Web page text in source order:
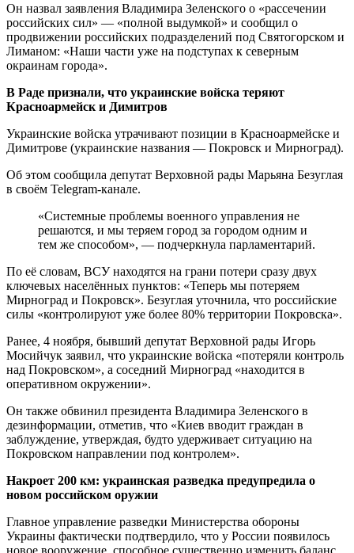
Он назвал заявления Владимира Зеленского о «рассечении
российских сил» — «полной выдумкой» и сообщил о
продвижении российских подразделений под Святогорском и
Лиманом: «Наши части уже на подступах к северным
окраинам города».
В Раде признали, что украинские войска теряют
Красноармейск и Димитров
Украинские войска утрачивают позиции в Красноармейске и
Димитрове (украинские названия — Покровск и Мирноград).
Об этом сообщила депутат Верховной рады Марьяна Безуглая
в своём Telegram-канале.
«Системные проблемы военного управления не
решаются, и мы теряем город за городом одним и
тем же способом», — подчеркнула парламентарий.
По её словам, ВСУ находятся на грани потери сразу двух
ключевых населённых пунктов: «Теперь мы потеряем
Мирноград и Покровск». Безуглая уточнила, что российские
силы «контролируют уже более 80% территории Покровска».
Ранее, 4 ноября, бывший депутат Верховной рады Игорь
Мосийчук заявил, что украинские войска «потеряли контроль
над Покровском», а соседний Мирноград «находится в
оперативном окружении».
Он также обвинил президента Владимира Зеленского в
дезинформации, отметив, что «Киев вводит граждан в
заблуждение, утверждая, будто удерживает ситуацию на
Покровском направлении под контролем».
Накроет 200 км: украинская разведка предупредила о
новом российском оружии
Главное управление разведки Министерства обороны
Украины фактически подтвердило, что у России появилось
новое вооружение, способное существенно изменить баланс